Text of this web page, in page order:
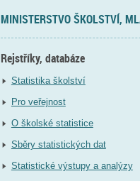
MINISTERSTVO ŠKOLSTVÍ,
Rejstříky, databáze
Statistika školství
Pro veřejnost
O školské statistice
Sběry statistických dat
Statistické výstupy a analýzy